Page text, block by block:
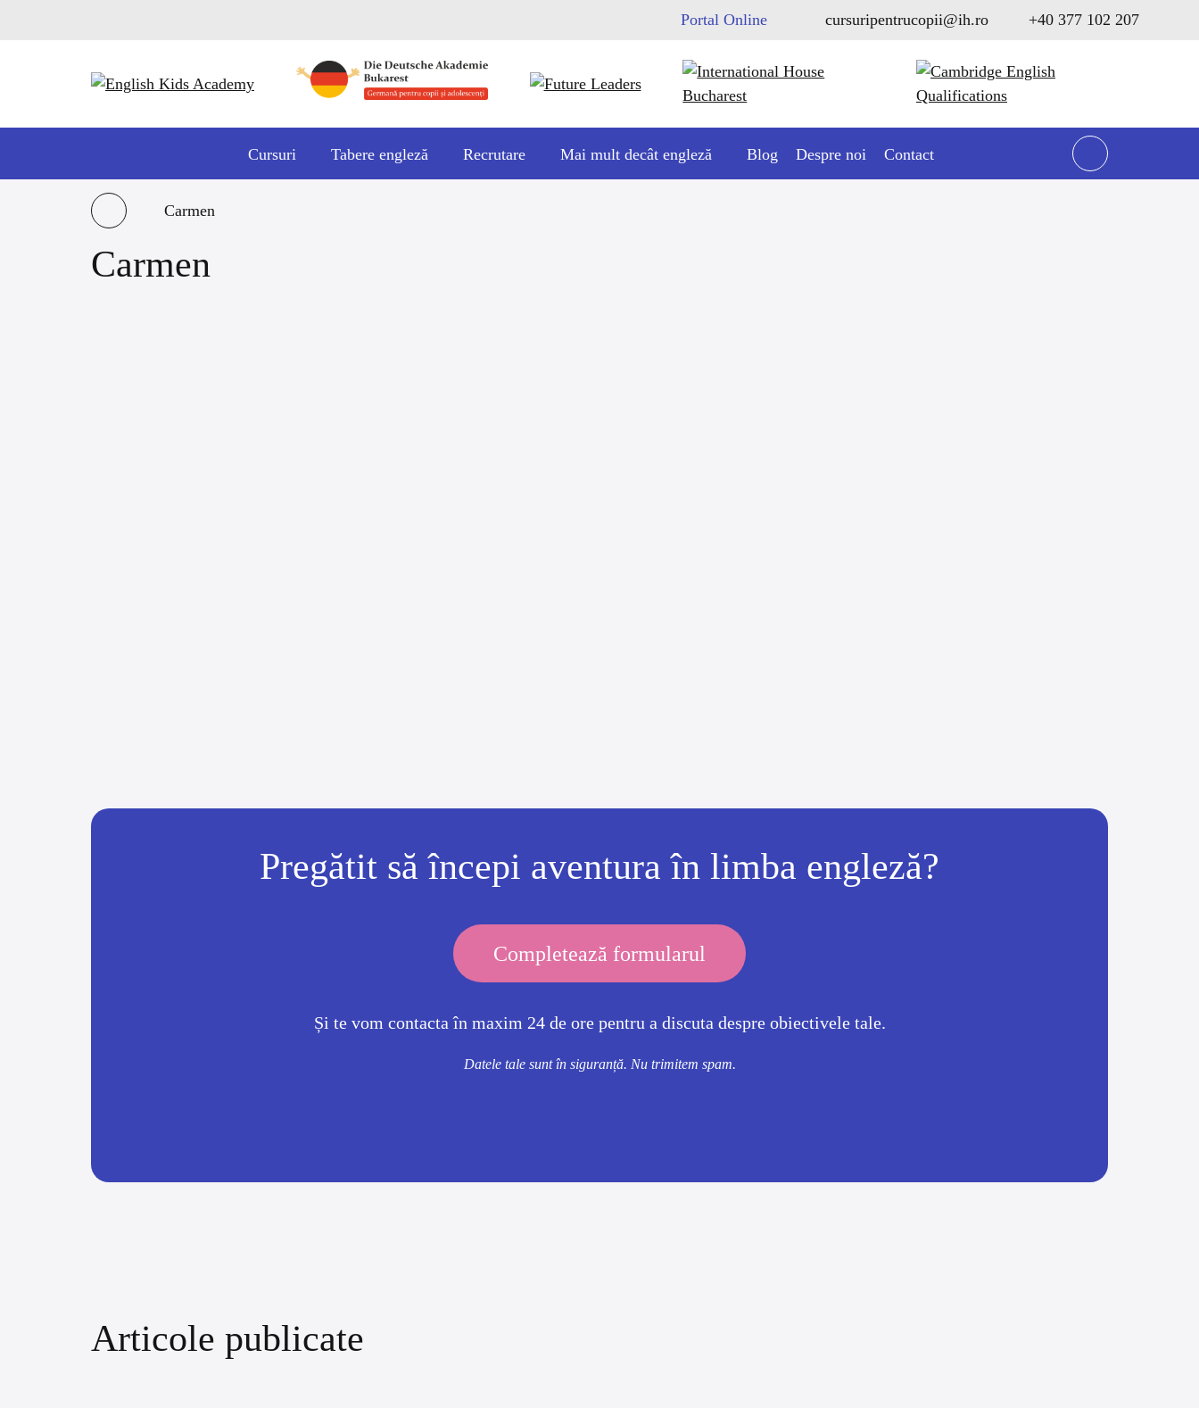
Portal Online cursuripentrucopii@ih.ro +40 377 102 207
Cursuri Tabere engleză Recrutare Mai mult decât engleză Blog Despre noi Contact
Carmen
Carmen
Pregătit să începi aventura în limba engleză?
Completează formularul
Și te vom contacta în maxim 24 de ore pentru a discuta despre obiectivele tale.
Datele tale sunt în siguranță. Nu trimitem spam.
Articole publicate